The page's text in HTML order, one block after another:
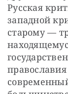
Русская
западной
старому —